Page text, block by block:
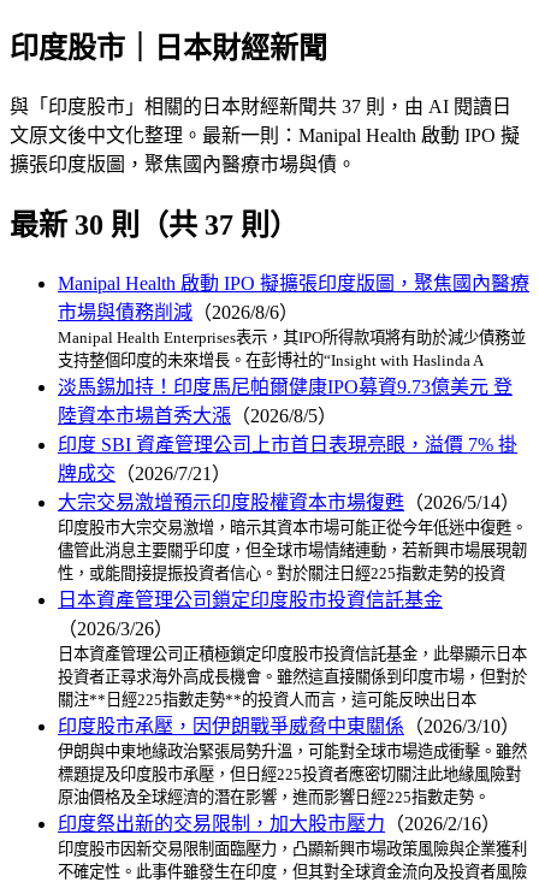
印度股市｜日本財經新聞
與「印度股市」相關的日本財經新聞共 37 則，由 AI 閱讀日
文原文後中文化整理。最新一則：Manipal Health 啟動 IPO 擬
擴張印度版圖，聚焦國內醫療市場與債。
最新 30 則（共 37 則）
Manipal Health 啟動 IPO 擬擴張印度版圖，聚焦國內醫療
市場與債務削減 （2026/8/6）
Manipal Health Enterprises表示，其IPO所得款項將有助於減少債務並
支持整個印度的未來增長。在彭博社的“Insight with Haslinda A
淡馬錫加持！印度馬尼帕爾健康IPO募資9.73億美元 登
陸資本市場首秀大漲 （2026/8/5）
印度 SBI 資產管理公司上市首日表現亮眼，溢價 7% 掛
牌成交 （2026/7/21）
大宗交易激增預示印度股權資本市場復甦 （2026/5/14）
印度股市大宗交易激增，暗示其資本市場可能正從今年低迷中復甦。
儘管此消息主要關乎印度，但全球市場情緒連動，若新興市場展現韌
性，或能間接提振投資者信心。對於關注日經225指數走勢的投資
日本資產管理公司鎖定印度股市投資信託基金
（2026/3/26）
日本資產管理公司正積極鎖定印度股市投資信託基金，此舉顯示日本
投資者正尋求海外高成長機會。雖然這直接關係到印度市場，但對於
關注**日經225指數走勢**的投資人而言，這可能反映出日本
印度股市承壓，因伊朗戰爭威脅中東關係 （2026/3/10）
伊朗與中東地緣政治緊張局勢升溫，可能對全球市場造成衝擊。雖然
標題提及印度股市承壓，但日經225投資者應密切關注此地緣風險對
原油價格及全球經濟的潛在影響，進而影響日經225指數走勢。
印度祭出新的交易限制，加大股市壓力 （2026/2/16）
印度股市因新交易限制面臨壓力，凸顯新興市場政策風險與企業獲利
不確定性。此事件雖發生在印度，但其對全球資金流向及投資者風險